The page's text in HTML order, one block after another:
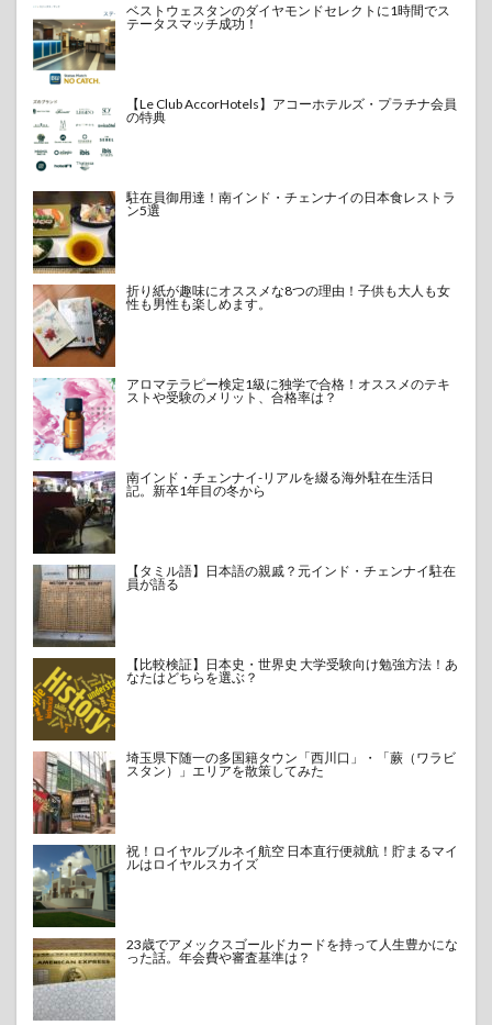
ベストウェスタンのダイヤモンドセレクトに1時間でス
テータスマッチ成功！
【Le Club AccorHotels】アコーホテルズ・プラチナ会員
の特典
駐在員御用達！南インド・チェンナイの日本食レストラ
ン5選
折り紙が趣味にオススメな8つの理由！子供も大人も女
性も男性も楽しめます。
アロマテラピー検定1級に独学で合格！オススメのテキ
ストや受験のメリット、合格率は？
南インド・チェンナイ-リアルを綴る海外駐在生活日
記。新卒1年目の冬から
【タミル語】日本語の親戚？元インド・チェンナイ駐在
員が語る
【比較検証】日本史・世界史 大学受験向け勉強方法！あ
なたはどちらを選ぶ？
埼玉県下随一の多国籍タウン「西川口」・「蕨（ワラビ
スタン）」エリアを散策してみた
祝！ロイヤルブルネイ航空 日本直行便就航！貯まるマイ
ルはロイヤルスカイズ
23歳でアメックスゴールドカードを持って人生豊かにな
った話。年会費や審査基準は？